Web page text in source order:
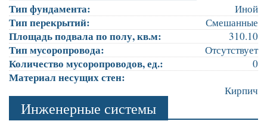
Тип фундамента: Иной
Тип перекрытий: Смешанные
Площадь подвала по полу, кв.м: 310.10
Тип мусоропровода: Отсутствует
Количество мусоропроводов, ед.: 0
Материал несущих стен:
Кирпич
Инженерные системы